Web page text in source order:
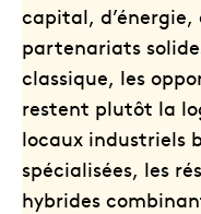
capital,
partenariats
classique, les
restent plutôt la
locaux industriels
spécialisées, les
hybrides